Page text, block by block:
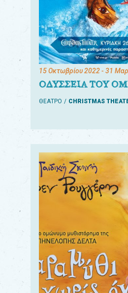
15 Οκτωβρίου 2022- 31
ΟΔΥΣΣΕΙΑ ΤΟΥ
ΘΕΑΤΡΟ CHRISTMAS